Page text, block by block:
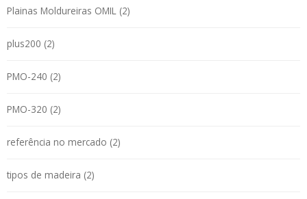
Plainas Moldureiras OMIL (2)
plus200 (2)
PMO-240 (2)
PMO-320 (2)
referência no mercado (2)
tipos de madeira (2)